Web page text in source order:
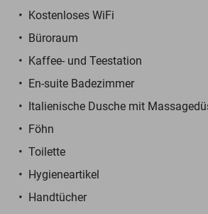
Kostenloses WiFi
Büroraum
Kaffee- und Teestation
En-suite Badezimmer
Italienische Dusche mit
Föhn
Toilette
Hygieneartikel
Handtücher